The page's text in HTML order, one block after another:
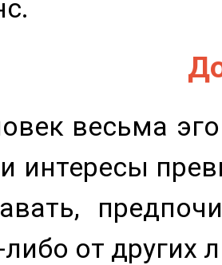
весьма
интересы
либо от других